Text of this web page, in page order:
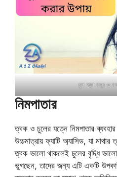
চুল পড়া বন্ধ ও
নিমপাতার
ত্বক ও চুলের যত্নে নিমপাতার
উচ্চমাত্রায় ফ্যাটি অ্যাসিড, যা
ত্বক ভালো থাকলেই চুলের বৃদ্ধি
ভুগছেন, তাদের জন্য এটি একটি